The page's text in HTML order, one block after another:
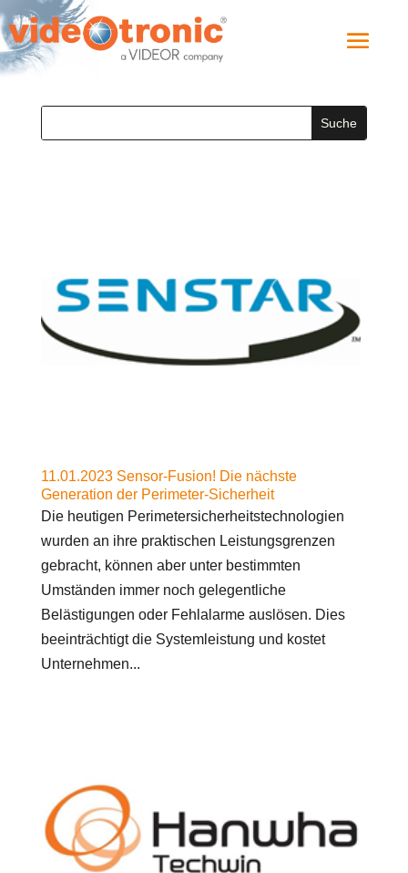
11.01.2023 Sensor-Fusion! Die nächste
Generation der Perimeter-Sicherheit
Die heutigen Perimetersicherheitstechnologien
wurden an ihre praktischen Leistungsgrenzen
gebracht, können aber unter bestimmten
Umständen immer noch gelegentliche
Belästigungen oder Fehlalarme auslösen. Dies
beeinträchtigt die Systemleistung und kostet
Unternehmen...